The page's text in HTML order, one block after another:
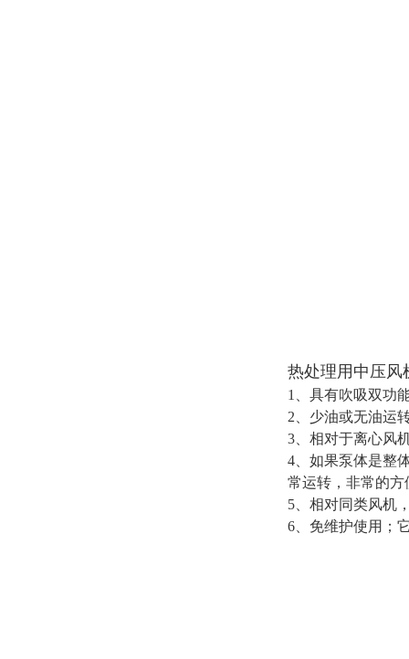
热处理用中压风
1、具有吹吸双
2、少油或无油
3、相对于离心
4、如果泵体是整
常运转，非常的
5、相对同类风
6、免维护使用；